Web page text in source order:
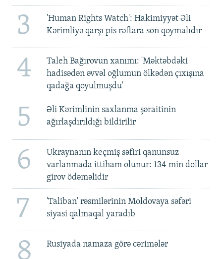
3
'Human Rights Watch': Hakimiyyət Əli
Kərimliyə qarşı pis rəftara son qoymalıdır
4
Taleh Bağırovun xanımı: 'Məktəbdəki
hadisədən əvvəl oğlumun ölkədən çıxışına
qadağa qoyulmuşdu'
5
Əli Kərimlinin saxlanma şəraitinin
ağırlaşdırıldığı bildirilir
6
Ukraynanın keçmiş səfiri qanunsuz
varlanmada ittiham olunur: 134 min dollar
girov ödəməlidir
7
'Taliban' rəsmilərinin Moldovaya səfəri
siyasi qalmaqal yaradıb
8 Rusiyada namaza görə cərimələr